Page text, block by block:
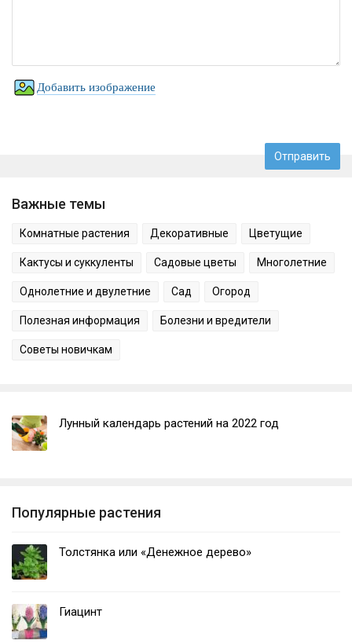
Добавить изображение
Важные темы
Комнатные растения Декоративные Цветущие
Кактусы и суккуленты Садовые цветы Многолетние
Однолетние и двулетние Сад Огород
Полезная информация Болезни и вредители
Советы новичкам
Лунный календарь растений на 2022 год
Популярные растения
Толстянка или «Денежное дерево»
Гиацинт